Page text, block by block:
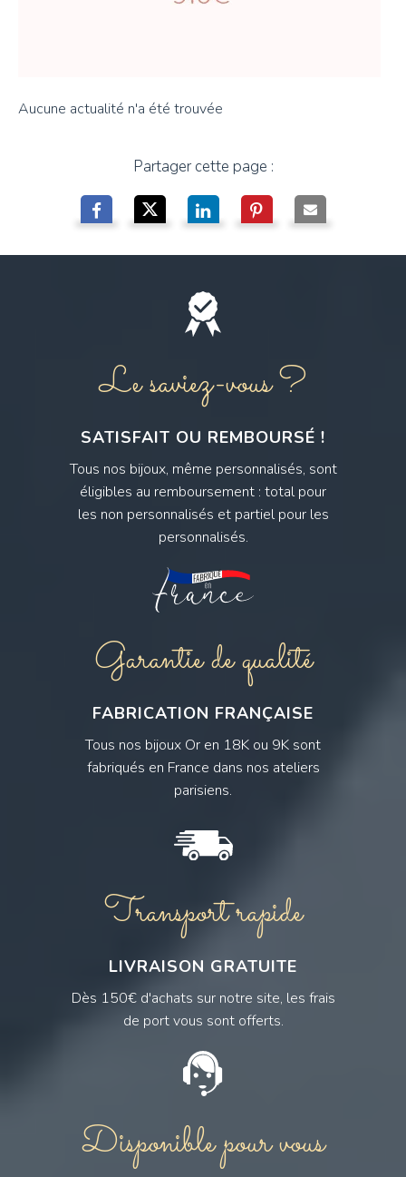
Aucune actualité n'a été trouvée
Partager cette page :
Le saviez-vous ?
SATISFAIT OU REMBOURSÉ !
Tous nos bijoux, même personnalisés, sont
éligibles au remboursement : total pour
les non personnalisés et partiel pour les
personnalisés.
Garantie de qualité
FABRICATION FRANÇAISE
Tous nos bijoux Or en 18K ou 9K sont
fabriqués en France dans nos ateliers
parisiens.
Transport rapide
LIVRAISON GRATUITE
Dès 150€ d'achats sur notre site, les frais
de port vous sont offerts.
Disponible pour vous